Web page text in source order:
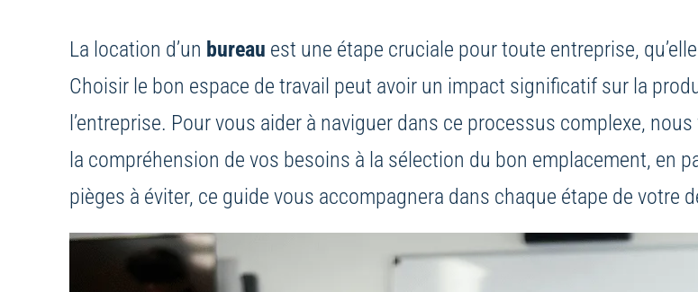
La location d’un bureau est une étape cruciale pour toute entreprise,
Choisir le bon espace de travail peut avoir un impact significatif sur la
l’entreprise. Pour vous aider à naviguer dans ce processus complexe,
la compréhension de vos besoins à la sélection du bon emplacement, en
pièges à éviter, ce guide vous accompagnera dans chaque étape de votre